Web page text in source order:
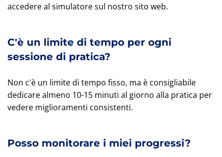
accedere al simulatore sul nostro sito web.
C'è un limite di tempo per ogni
sessione di pratica?
Non c'è un limite di tempo fisso, ma è consigliabile
dedicare almeno 10-15 minuti al giorno alla pratica per
vedere miglioramenti consistenti.
Posso monitorare i miei progressi?